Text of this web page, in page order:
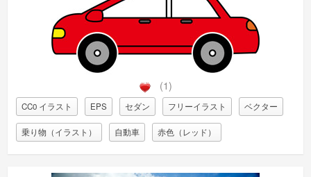
(1)
CC0 イラスト EPS セダン フリーイラスト ベクター
乗り物（イラスト） 自動車 赤色（レッド）